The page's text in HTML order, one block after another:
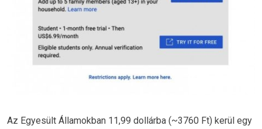
Az Egyesült Államokban 11,99 dollárba (~3760 Ft) kerül egy